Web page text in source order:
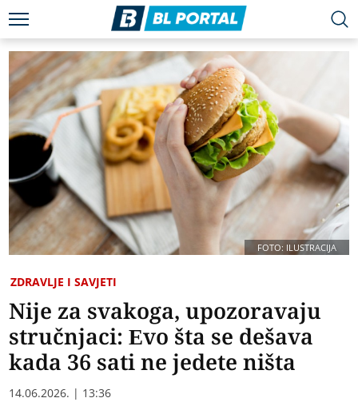
FOTO: ILUSTRACIJA
ZDRAVLJE I SAVJETI
Nije za svakoga, upozoravaju
stručnjaci: Evo šta se dešava
kada 36 sati ne jedete ništa
14.06.2026. | 13:36